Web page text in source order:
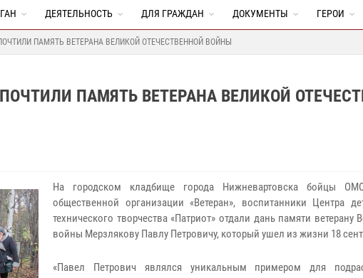
ДЕЯТЕЛЬНОСТЬ ДЛЯ ГРАЖДАН ДОКУМЕНТЫ ГЕРОИ
ПАМЯТЬ ВЕТЕРАНА ВЕЛИКОЙ ОТЕЧЕСТВЕННОЙ ВОЙНЫ
ПАМЯТЬ ВЕТЕРАНА ВЕЛИКОЙ
На городском кладбище города Нижневартовска бойцы
общественной организации «Ветеран», воспитанники Центра
технического творчества «Патриот» отдали дань памяти ветерану
войны Мерзлякову Павлу Петровичу, который ушел из жизни 18
«Павел Петрович являлся уникальным примером для